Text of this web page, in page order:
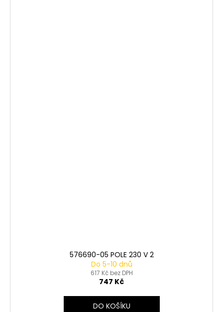
576690-05 POLE 230 V 2
Do 5-10 dnů
617 Kč bez DPH
747 Kč
DO KOŠÍKU